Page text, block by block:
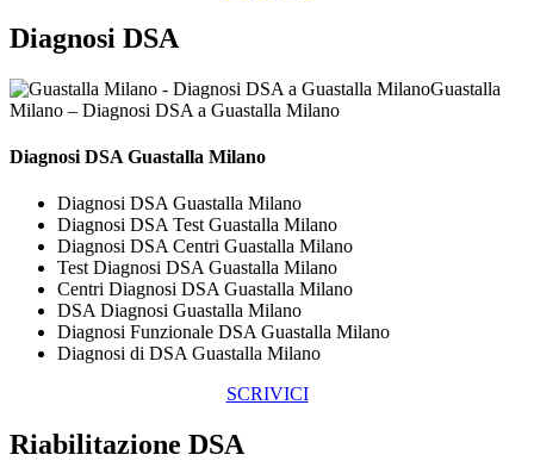
Diagnosi DSA
Guastalla
Milano – Diagnosi DSA a Guastalla Milano
Diagnosi DSA Guastalla Milano
Diagnosi DSA Guastalla Milano
Diagnosi DSA Test Guastalla Milano
Diagnosi DSA Centri Guastalla Milano
Test Diagnosi DSA Guastalla Milano
Centri Diagnosi DSA Guastalla Milano
DSA Diagnosi Guastalla Milano
Diagnosi Funzionale DSA Guastalla Milano
Diagnosi di DSA Guastalla Milano
SCRIVICI
Riabilitazione DSA